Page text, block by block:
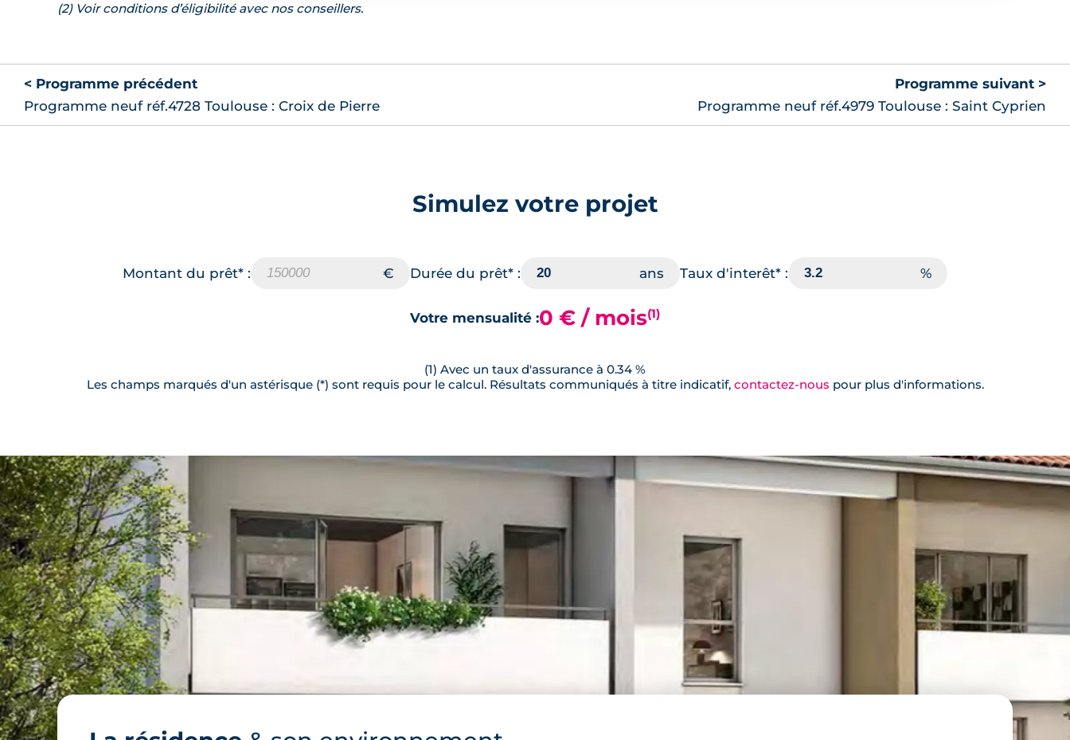
(2) Voir conditions d’éligibilité avec nos conseillers.
< Programme précédent
Programme neuf réf.4728 Toulouse : Croix de Pierre
Programme suivant >
Programme neuf réf.4979 Toulouse : Saint Cyprien
Simulez votre projet
Montant du prêt* : Durée du prêt* : Taux d'interêt* :
Votre mensualité :0 € / mois(1)
(1) Avec un taux d'assurance à 0.34 %
Les champs marqués d'un astérisque (*) sont requis pour le calcul. Résultats communiqués à titre indicatif, contactez-nous pour plus d'informations.